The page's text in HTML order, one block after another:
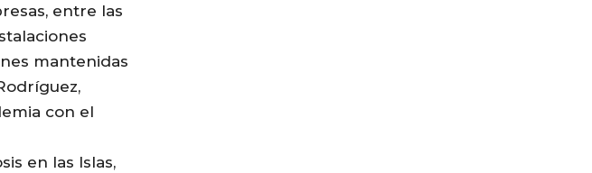
entre las
mantenidas
con el
en las Islas,